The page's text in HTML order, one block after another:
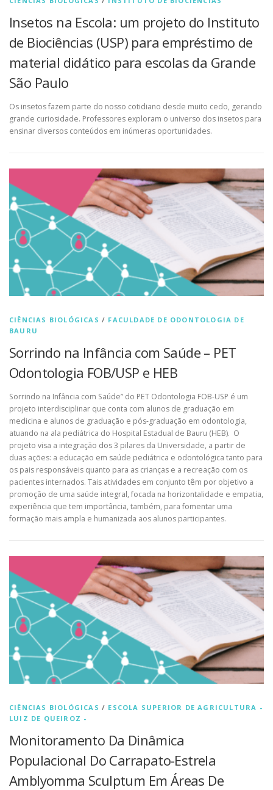
Insetos na Escola: um projeto do Instituto
de Biociências (USP) para empréstimo de
material didático para escolas da Grande
São Paulo
Os insetos fazem parte do nosso cotidiano desde muito cedo, gerando
grande curiosidade. Professores exploram o universo dos insetos para
ensinar diversos conteúdos em inúmeras oportunidades.
CIÊNCIAS BIOLÓGICAS / FACULDADE DE ODONTOLOGIA DE
BAURU
Sorrindo na Infância com Saúde – PET
Odontologia FOB/USP e HEB
Sorrindo na Infância com Saúde” do PET Odontologia FOB-USP é um
projeto interdisciplinar que conta com alunos de graduação em
medicina e alunos de graduação e pós-graduação em odontologia,
atuando na ala pediátrica do Hospital Estadual de Bauru (HEB). O
projeto visa a integração dos 3 pilares da Universidade, a partir de
duas ações: a educação em saúde pediátrica e odontológica tanto para
os pais responsáveis quanto para as crianças e a recreação com os
pacientes internados. Tais atividades em conjunto têm por objetivo a
promoção de uma saúde integral, focada na horizontalidade e empatia,
experiência que tem importância, também, para fomentar uma
formação mais ampla e humanizada aos alunos participantes.
CIÊNCIAS BIOLÓGICAS / ESCOLA SUPERIOR DE AGRICULTURA -
LUIZ DE QUEIROZ -
Monitoramento Da Dinâmica
Populacional Do Carrapato-Estrela
Amblyomma Sculptum Em Áreas De